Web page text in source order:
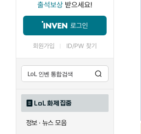
출석보상 받으세요!
로그인
회원가입 ID/PW 찾기
LoL 화제 집중
정보 · 뉴스 모음